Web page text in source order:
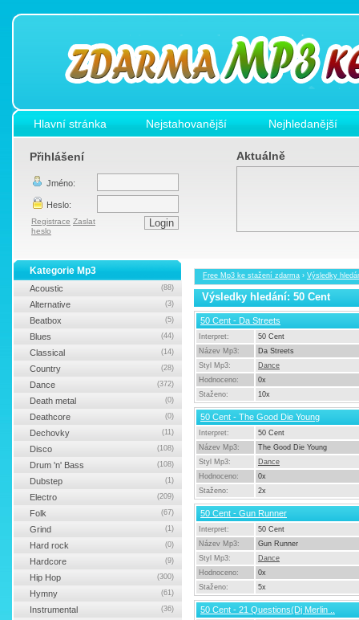
Hlavní stránka Nejstahovanější Nejhledanější
Přihlášení
Jméno:
Heslo:
Registrace Zaslat
heslo
Aktuálně
Free Mp3 ke stažení zdarma › Výsledky
Výsledky hledání: 50 Cent
50 Cent - Da Streets
Interpret:
50 Cent
Název Mp3:
Da Streets
Styl Mp3:
Dance
Hodnoceno:
0x
Staženo:
10x
50 Cent - The Good Die Young
Interpret:
50 Cent
Název Mp3:
The Good Die Young
Styl Mp3:
Dance
Hodnoceno:
0x
Staženo:
2x
50 Cent - Gun Runner
Interpret:
50 Cent
Název Mp3:
Gun Runner
Styl Mp3:
Dance
Hodnoceno:
0x
Staženo:
5x
50 Cent - 21 Questions(Dj Merlin ..
Kategorie Mp3
Acoustic (88)
Alternative (3)
Beatbox (5)
Blues (44)
Classical (14)
Country (28)
Dance (372)
Death metal (0)
Deathcore (0)
Dechovky (11)
Disco (108)
Drum 'n' Bass (108)
Dubstep (1)
Electro (209)
Folk (67)
Grind (1)
Hard rock (0)
Hardcore (9)
Hip Hop (300)
Hymny (61)
Instrumental (36)